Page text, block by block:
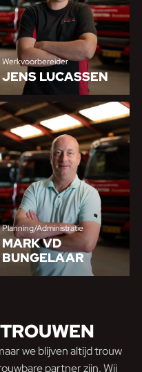
Werkvoorbereider
JENS LUCASSEN
Planning/Administratie
MARK VD
BUNGELAAR
we blijven altijd trouw
partner zijn. Wij